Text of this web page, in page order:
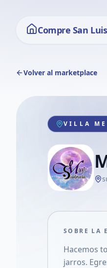
Compre San
Volver al marketplace
VILLA
SOBRE LA
Hacemos
jarros.